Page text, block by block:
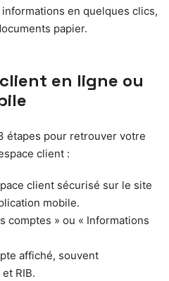
en quelques clics,
papier.
en ligne ou
étapes pour retrouver votre
client :
client sécurisé sur le site
mobile.
comptes » ou « Informations
affiché, souvent
RIB.